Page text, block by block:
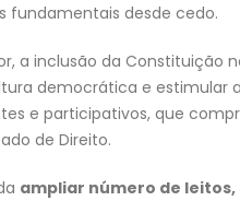
fundamentais desde cedo.
a inclusão da Constituição
democrática e estimular
e participativos, que
de Direito.
ampliar número de leitos,